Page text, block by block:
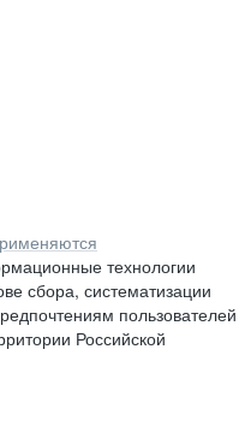
технологии
сбора, систематизации
пользователей
Российской